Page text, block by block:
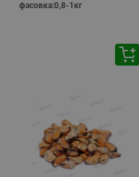
фасовка:0,8-1кг